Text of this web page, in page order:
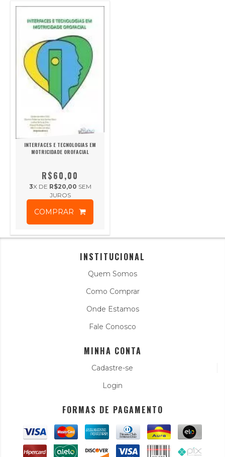
INTERFACES E TECNOLOGIAS EM
MOTRICIDADE OROFACIAL
R$60,00
3X DE R$20,00 SEM
JUROS
COMPRAR
INSTITUCIONAL
Quem Somos
Como Comprar
Onde Estamos
Fale Conosco
MINHA CONTA
Cadastre-se
Login
FORMAS DE PAGAMENTO